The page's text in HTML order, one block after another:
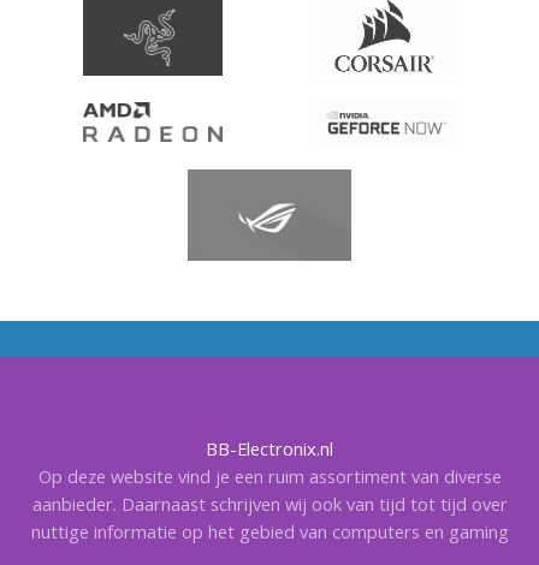
BB-Electronix.nl
Op deze website vind je een ruim assortiment van diverse
aanbieder. Daarnaast schrijven wij ook van tijd tot tijd over
nuttige informatie op het gebied van computers en gaming